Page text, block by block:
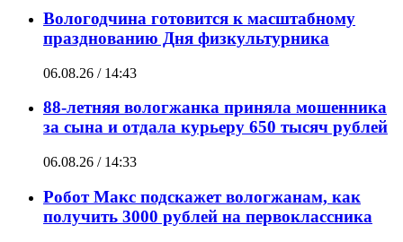
Вологодчина готовится к масштабному
празднованию Дня физкультурника
06.08.26 / 14:43
88-летняя вологжанка приняла мошенника
за сына и отдала курьеру 650 тысяч рублей
06.08.26 / 14:33
Робот Макс подскажет вологжанам, как
получить 3000 рублей на первоклассника